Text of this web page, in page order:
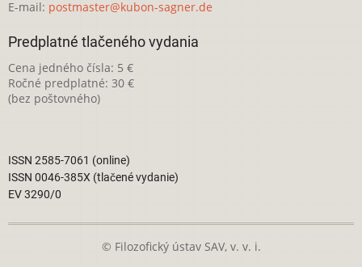
E-mail: postmaster@kubon-sagner.de
Predplatné tlačeného vydania
Cena jedného čísla: 5 €
Ročné predplatné: 30 €
(bez poštovného)
ISSN 2585-7061 (online)
ISSN 0046-385X (tlačené vydanie)
EV 3290/0
© Filozofický ústav SAV, v. v. i.